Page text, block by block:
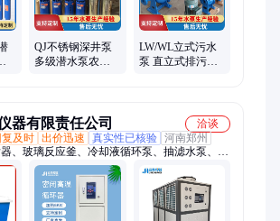
QJ不锈钢深井泵
多级潜水泵农田
LW/WL立式污水
泵 直立式排污泵
器有限责任公司
洽谈
复及时 出价迅速 真实性已核验 河南郑州
、玻璃反应釜、冷却液循环泵、抽滤水泵、循
钢反应釜、高低温一体机、低温冷却液循环
浴